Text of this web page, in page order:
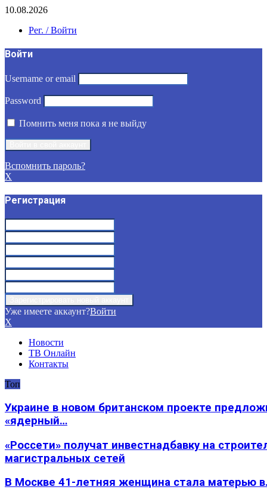
10.08.2026
Рег. / Войти
Войти
Username or email
Password
Помнить меня пока я не выйду
Вспомнить пароль?
X
Регистрация
Уже имеете аккаунт?Войти
X
Новости
ТВ Онлайн
Контакты
Топ
Украине в новом британском проекте
«ядерный…
«Россети» получат инвестнадбавку на
магистральных сетей
В Москве 41-летняя женщина стала матерью